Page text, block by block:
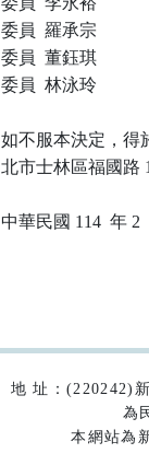
委員  羅承宗
委員  董鈺琪
委員  林泳玲
如不服本決定，得
北市士林區福國路
地 址：(220242)
為
本網站為